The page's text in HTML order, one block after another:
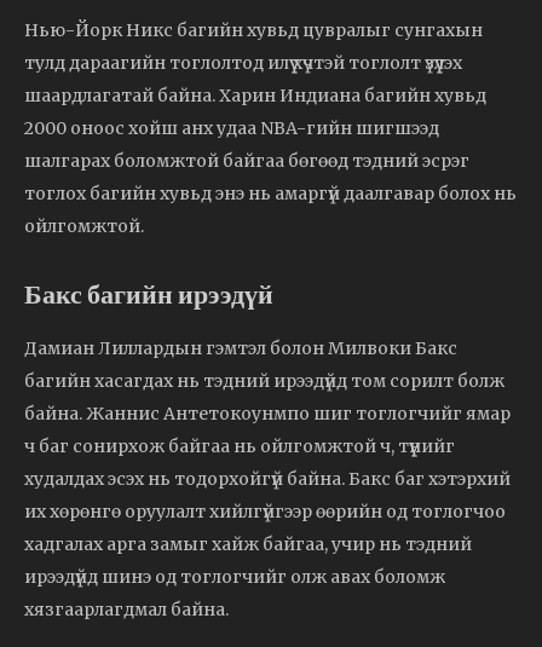
Нью-Йорк Никс багийн хувьд цувралыг сунгахын
тулд дараагийн тоглолтод илүү хүчтэй тоглолт үзүүлэх
шаардлагатай байна. Харин Индиана багийн хувьд
2000 оноос хойш анх удаа NBA-гийн шигшээд
шалгарах боломжтой байгаа бөгөөд тэдний эсрэг
тоглох багийн хувьд энэ нь амаргүй даалгавар болох нь
ойлгомжтой.
Бакс багийн ирээдүй
Дамиан Лиллардын гэмтэл болон Милвоки Бакс
багийн хасагдах нь тэдний ирээдүйд том сорилт болж
байна. Жаннис Антетокоунмпо шиг тоглогчийг ямар
ч баг сонирхож байгаа нь ойлгомжтой ч, түүнийг
худалдах эсэх нь тодорхойгүй байна. Бакс баг хэтэрхий
их хөрөнгө оруулалт хийлгүйгээр өөрийн од тоглогчоо
хадгалах арга замыг хайж байгаа, учир нь тэдний
ирээдүйд шинэ од тоглогчийг олж авах боломж
хязгаарлагдмал байна.